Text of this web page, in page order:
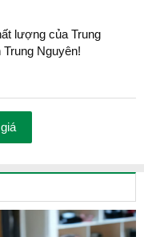
hạt Arabica
lượng của Trung
Nguyên!